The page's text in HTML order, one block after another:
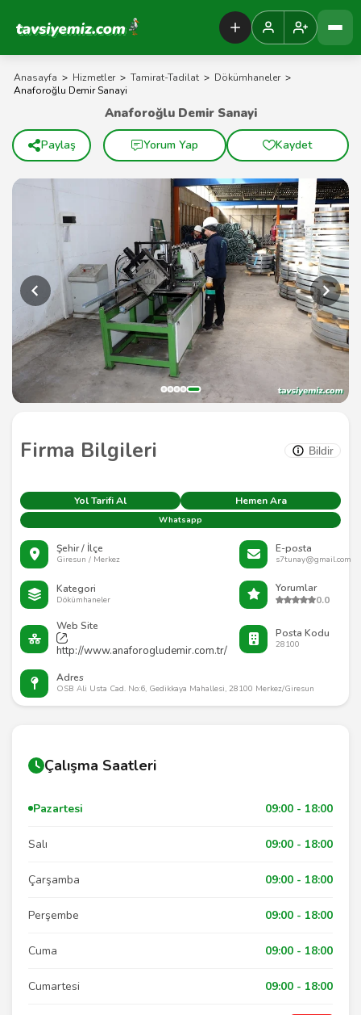
Tavsiyemiz Anasayfa
Anasayfa > Hizmetler > Tamirat-Tadilat > Dökümhaneler >
Anaforoğlu Demir Sanayi
Firma Bilgileri Bildir
Yol Tarifi Al Hemen Ara
Whatsapp
Şehir / İlçe
Giresun / Merkez
E-posta
s7tunay@gmail.com
Kategori
Dökümhaneler
Yorumlar
0.0
Web Site
http://www.anaforogludemir.com.tr/
Posta Kodu
28100
Adres
OSB Ali Usta Cad. No:6, Gedikkaya Mahallesi, 28100 Merkez/Giresun
Anaforoğlu Demir Sanayi
Paylaş Yorum Yap Kaydet
Çalışma Saatleri
Pazartesi 09:00 - 18:00
Salı 09:00 - 18:00
Çarşamba 09:00 - 18:00
Perşembe 09:00 - 18:00
Cuma 09:00 - 18:00
Cumartesi 09:00 - 18:00